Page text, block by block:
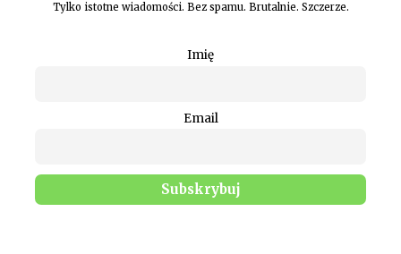
Tylko istotne wiadomości. Bez spamu. Brutalnie. Szczerze.
Imię
Email